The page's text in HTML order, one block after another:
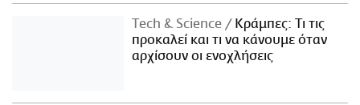
Τech & Science
Κράμπες: Τι τις
προκαλεί και τι να κάνουμε όταν
αρχίσουν οι ενοχλήσεις